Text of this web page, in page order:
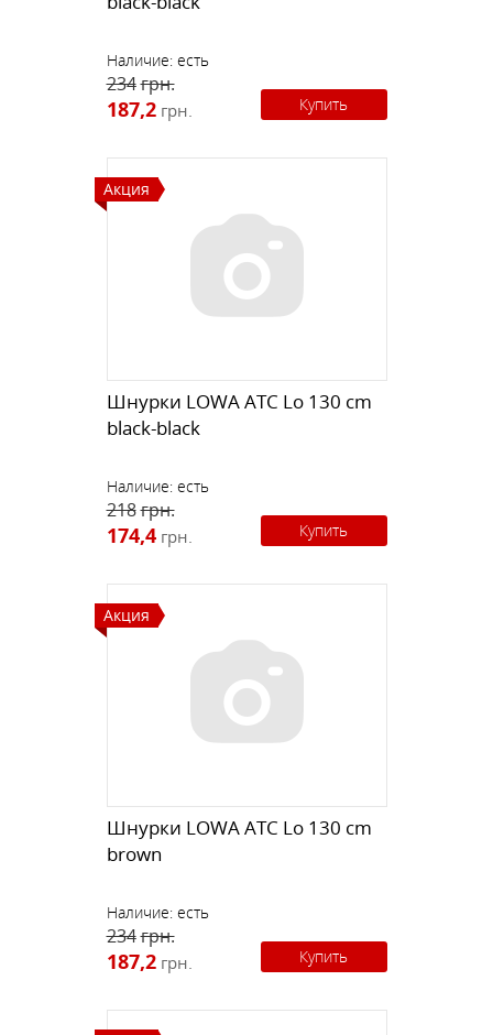
Наличие: есть
234грн.
187,2 грн. Купить
Акция
Шнурки LOWA ATC Lo 130 cm
black-black
Наличие: есть
218грн.
174,4 грн. Купить
Акция
Шнурки LOWA ATC Lo 130 cm
brown
Наличие: есть
234грн.
187,2 грн. Купить